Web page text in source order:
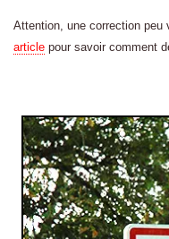
Attention, une correction peu
article pour savoir comment